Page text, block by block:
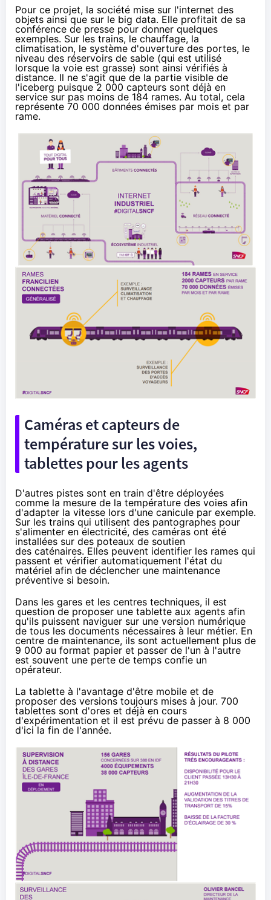
Pour ce projet, la société mise sur l'internet des
objets ainsi que sur le big data. Elle profitait de sa
conférence de presse pour donner quelques
exemples. Sur les trains, le chauffage, la
climatisation, le système d'ouverture des portes, le
niveau des réservoirs de sable (qui est utilisé
lorsque la voie est grasse) sont ainsi vérifiés à
distance. Il ne s'agit que de la partie visible de
l'iceberg puisque 2 000 capteurs sont déjà en
service sur pas moins de 184 rames. Au total, cela
représente 70 000 données émises par mois et par
rame.
Caméras et capteurs de
température sur les voies,
tablettespour les agents
D'autres pistes sont en train d'être déployées
comme la mesure de la température des voies afin
d'adapter la vitesse lors d'une canicule par exemple.
Sur les trains qui utilisent des pantographes pour
s'alimenter en électricité, des caméras ont été
installées sur des poteaux de soutien
des caténaires. Elles peuvent identifier les rames qui
passent et vérifier automatiquement l'état du
matériel afin de déclencher une maintenance
préventive si besoin.
Dans les gares et les centres techniques, il est
question de proposer une tablette aux agents afin
qu'ils puissent naviguer sur une version numérique
de tous les documents nécessaires à leur métier. En
centre de maintenance, ils sont actuellement plus de
9 000 au format papier et passer de l'un à l'autre
est souvent une perte de temps confie un
opérateur.
La tablette à l'avantage d'être mobile et de
proposer des versions toujours mises à jour. 700
tablettes sont d'ores et déjà en cours
d'expérimentation et il est prévu de passer à 8 000
d'ici la fin de l'année.